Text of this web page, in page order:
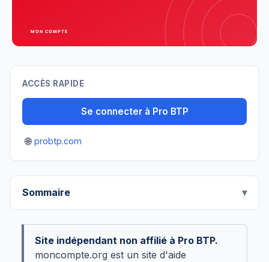
ACCÈS RAPIDE
Se connecter à Pro BTP
🌐 probtp.com
Sommaire
Site indépendant non affilié à Pro BTP.
moncompte.org est un site d'aide